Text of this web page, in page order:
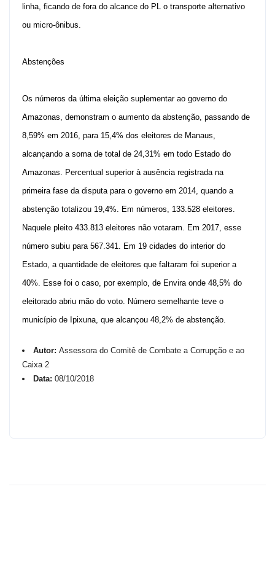
linha, ficando de fora do alcance do PL o transporte alternativo
ou micro-ônibus.
Abstenções
Os números da última eleição suplementar ao governo do
Amazonas, demonstram o aumento da abstenção, passando de
8,59% em 2016, para 15,4% dos eleitores de Manaus,
alcançando a soma de total de 24,31% em todo Estado do
Amazonas. Percentual superior à ausência registrada na
primeira fase da disputa para o governo em 2014, quando a
abstenção totalizou 19,4%. Em números, 133.528 eleitores.
Naquele pleito 433.813 eleitores não votaram. Em 2017, esse
número subiu para 567.341. Em 19 cidades do interior do
Estado, a quantidade de eleitores que faltaram foi superior a
40%. Esse foi o caso, por exemplo, de Envira onde 48,5% do
eleitorado abriu mão do voto. Número semelhante teve o
município de Ipixuna, que alcançou 48,2% de abstenção.
Autor: Assessora do Comitê de Combate a Corrupção e ao
Caixa 2
Data: 08/10/2018